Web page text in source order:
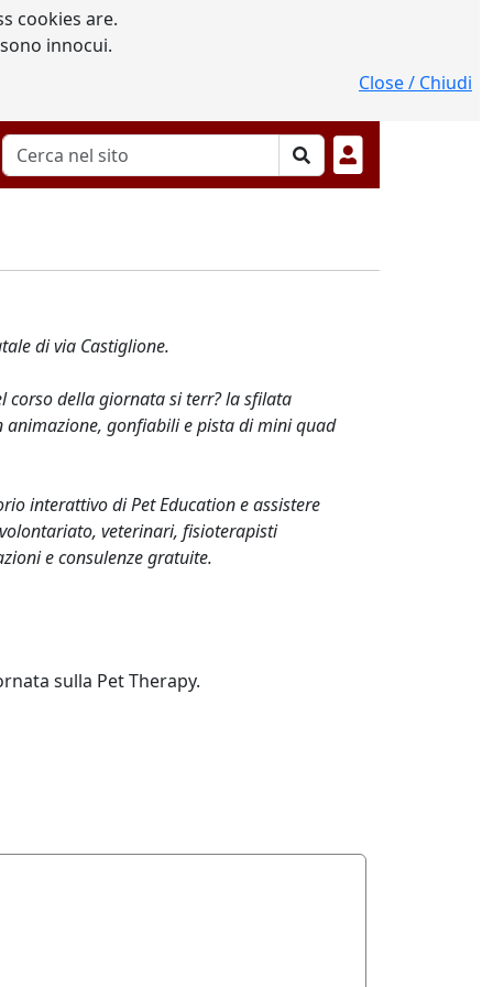
cookies are.
innocui.
Close / Chiudi
di via Castiglione.
corso della giornata si terr? la sfilata
animazione, gonfiabili e pista di mini quad
interattivo di Pet Education e assistere
veterinari, fisioterapisti
e consulenze gratuite.
sulla Pet Therapy.